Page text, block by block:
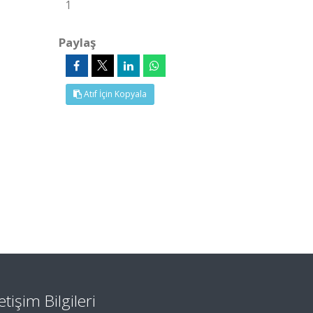
1
Paylaş
Atıf İçin Kopyala
Bilgileri